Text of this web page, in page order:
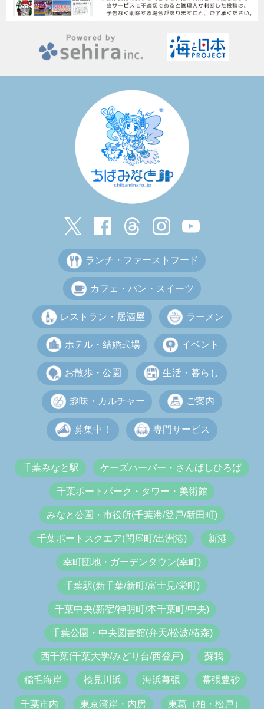
ランチ・ファーストフード
カフェ・パン・スイーツ
レストラン・居酒屋 ラーメン
ホテル・結婚式場 イベント
お散歩・公園 生活・暮らし
趣味・カルチャー ご案内
募集中！ 専門サービス
千葉みなと駅 ケーズハーバー・さんばしひろば
千葉ポートパーク・タワー・美術館
みなと公園・市役所(千葉港/登戸/新田町)
千葉ポートスクエア(問屋町/出洲港) 新港
幸町団地・ガーデンタウン(幸町)
千葉駅(新千葉/新町/富士見/栄町)
千葉中央(新宿/神明町/本千葉町/中央)
千葉公園・中央図書館(弁天/松波/椿森)
西千葉(千葉大学/みどり台/西登戸) 蘇我
稲毛海岸 検見川浜 海浜幕張 幕張豊砂
千葉市内 東京湾岸・内房 東葛（柏・松戸）